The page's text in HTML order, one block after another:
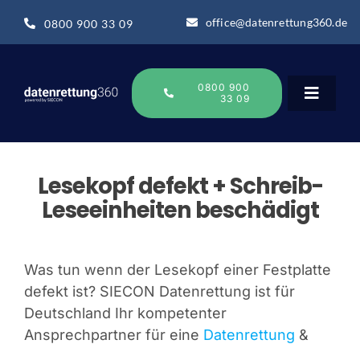
Inhalt
0800 900 33 09 office@datenrettung360.de
Toggle
Über uns
Datenrettung-Wissen
Online Sofort Analyse
0800 900
33 09
Lesekopf defekt + Schreib-
Leseeinheiten beschädigt
Was tun wenn der Lesekopf einer Festplatte
defekt ist? SIECON Datenrettung ist für
Deutschland Ihr kompetenter
Ansprechpartner für eine Datenrettung &